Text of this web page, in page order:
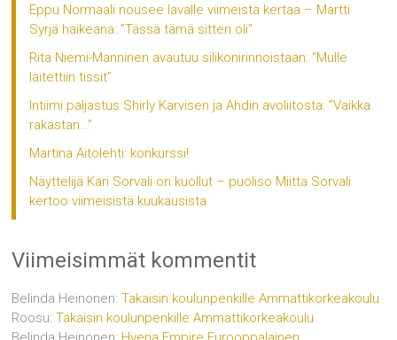
Eppu Normaali nousee lavalle viimeistä kertaa – Martti
Syrjä haikeana: ”Tässä tämä sitten oli”
Rita Niemi-Manninen avautuu silikonirinnoistaan: ”Mulle
laitettiin tissit”
Intiimi paljastus Shirly Karvisen ja Ahdin avoliitosta: ”Vaikka
rakastan…”
Martina Aitolehti: konkurssi!
Näyttelijä Kari Sorvali on kuollut – puoliso Miitta Sorvali
kertoo viimeisistä kuukausista
Viimeisimmät kommentit
Belinda Heinonen:Takaisin koulunpenkille Ammattikorkeakoulu
Roosu:Takaisin koulunpenkille Ammattikorkeakoulu